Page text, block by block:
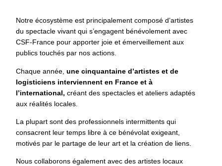
Notre écosystème est principalement composé d’artistes
du spectacle vivant qui s’engagent bénévolement avec
CSF-France pour apporter joie et émerveillement aux
publics touchés par nos actions.
Chaque année,une cinquantaine d’artistes et de
logisticiens interviennent en France et à
l’international, créant des spectacles et ateliers adaptés
aux réalités locales.
La plupart sont des professionnels intermittents qui
consacrent leur temps libre à ce bénévolat exigeant,
motivés par le partage de leur art et la création de liens.
Nous collaborons également avec des artistes locaux